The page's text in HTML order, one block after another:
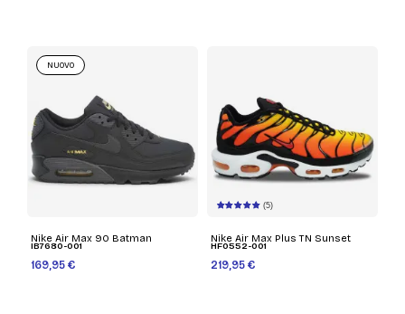
Nike Air Max 90 Batman
IB7680-001
169,95 €
NUOVO
(5)
Nike Air Max Plus TN Sunset
HF0552-001
219,95 €